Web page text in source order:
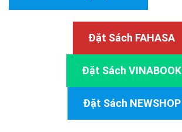
Đặt Sách FAHASA
Đặt Sách VINABOOK
Đặt Sách NEWSHOP